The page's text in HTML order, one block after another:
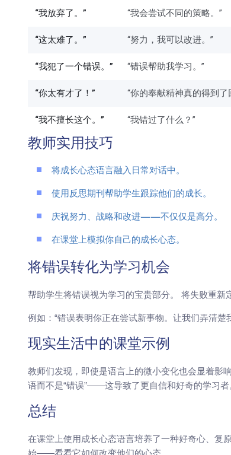
“我放弃了。” “我会尝试不同的策略。”
“这太难了。” “努力，我可以改进。”
“我犯了一个错误。” “错误帮助我学习。”
“你太有才了！” “你的奉献精神真的得到了
“我不擅长这个。” “我错过了什么？”
教师实用技巧
将成长心态语言融入日常对话中。
使用反思期刊帮助学生跟踪他们的成长。
庆祝努力、战略和改进——不仅仅是高分。
在课堂上模拟你自己的成长心态。
将错误转化为学习机会
帮助学生将错误视为学习的宝贵部分。 将失败重新
例如：“错误表明你正在尝试新事物。让我们弄清楚
现实生活中的课堂示例
教师们发现，即使是语言上的微小变化也会显着影
语而不是“错误”——这导致了更自信和好奇的学习者
总结
在课堂上使用成长心态语言培养了一种好奇心、复